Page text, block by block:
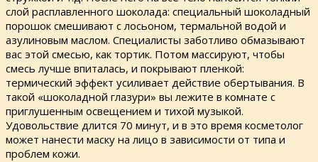
слой расплавленного шоколада: специальный шоколадный
порошок смешивают с лосьоном, термальной водой и
азулиновым маслом. Специалисты заботливо обмазывают
вас этой смесью, как тортик. Потом массируют, чтобы
смесь лучше впиталась, и покрывают пленкой:
термический эффект усиливает действие обертывания. В
такой «шоколадной глазури» вы лежите в комнате с
приглушенным освещением и тихой музыкой.
Удовольствие длится 70 минут, и в это время косметолог
может нанести маску на лицо в зависимости от типа и
проблем кожи.